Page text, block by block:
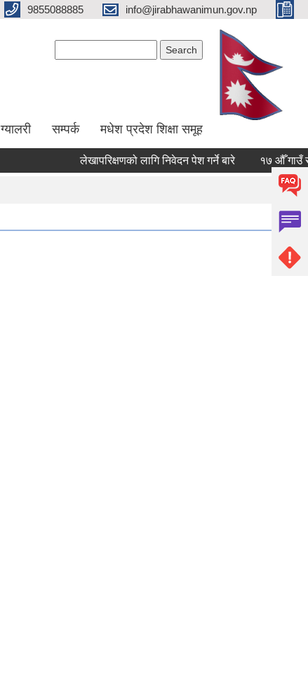
9855088885 info@jirabhawanimun.gov.np
ग्यालरी सम्पर्क मधेश प्रदेश शिक्षा समूह
लेखापरिक्षणको लागि निवेदन पेश गर्ने बारे १७ औँ गाउँ सभा
2